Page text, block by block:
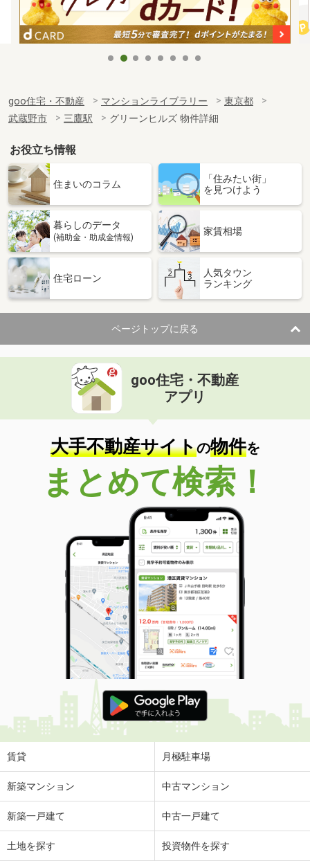
goo住宅・不動産 マンションライブラリー
東京都
武蔵野市
三鷹駅 グリーンヒルズ 物件詳細
お役立ち情報
住まいのコラム
「住みたい街」
を見つけよう
暮らしのデータ
(補助金・助成金情報)
家賃相場
住宅ローン
人気タウン
ランキング
ページトップに戻る
goo住宅・不動産
アプリ
大手不動産サイトの物件を
まとめて検索！
賃貸 月極駐車場
新築マンション 中古マンション
新築一戸建て 中古一戸建て
土地を探す 投資物件を探す